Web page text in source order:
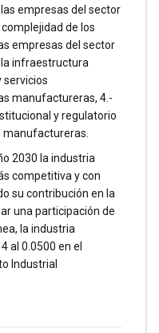
empresas del sector
de los
empresas del sector
infraestructura
servicios
manufactureras, 4.-
y regulatorio
manufactureras.
2030 la industria
competitiva y con
su contribución en la
una participación de
la industria
al 0.0500 en el
Industrial